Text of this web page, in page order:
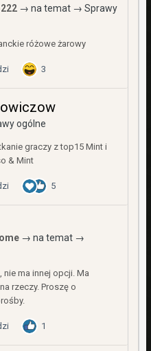
→ na temat → Sprawy
różowe żarowy
3
ogólne
graczy z top15 Mint i
& Mint
5
→ na temat →
ma innej opcji. Ma
rzeczy. Proszę o
1